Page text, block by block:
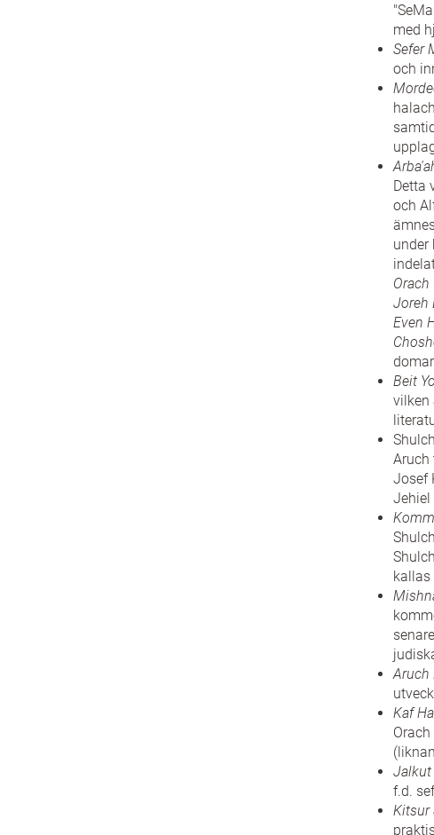
med
Sefer
och
Detta
och
under
Orach
Joreh
Even
Beit
vilken
Aruch
Josef
Jehiel
kallas
Aruch
Kaf
f.d.
Kitsur